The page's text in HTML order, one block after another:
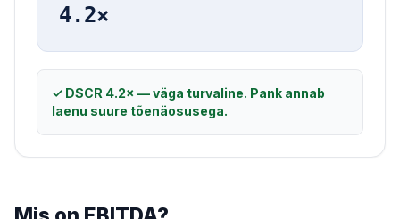
4.2×
✓ DSCR 4.2× — väga turvaline. Pank annab
laenu suure tõenäosusega.